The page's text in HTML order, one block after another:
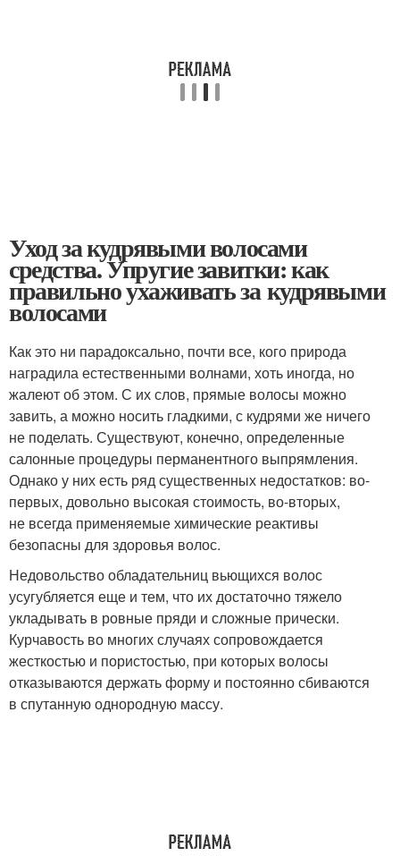
Уход за кудрявыми волосами
средства. Упругие завитки: как
правильно ухаживать за кудрявыми
волосами
Как это ни парадоксально, почти все, кого природа
наградила естественными волнами, хоть иногда, но
жалеют об этом. С их слов, прямые волосы можно
завить, а можно носить гладкими, с кудрями же ничего
не поделать. Существуют, конечно, определенные
салонные процедуры перманентного выпрямления.
Однако у них есть ряд существенных недостатков: во-
первых, довольно высокая стоимость, во-вторых,
не всегда применяемые химические реактивы
безопасны для здоровья волос.
Недовольство обладательниц вьющихся волос
усугубляется еще и тем, что их достаточно тяжело
укладывать в ровные пряди и сложные прически.
Курчавость во многих случаях сопровождается
жесткостью и пористостью, при которых волосы
отказываются держать форму и постоянно сбиваются
в спутанную однородную массу.